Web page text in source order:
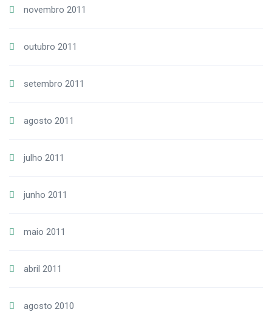
novembro 2011
outubro 2011
setembro 2011
agosto 2011
julho 2011
junho 2011
maio 2011
abril 2011
agosto 2010